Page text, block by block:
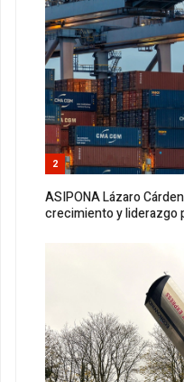
2
ASIPONA Lázaro
crecimiento y liderazgo